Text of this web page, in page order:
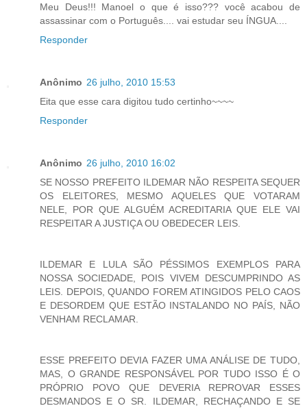
Meu Deus!!! Manoel o que é isso??? você acabou de
assassinar com o Português.... vai estudar seu ÍNGUA....
Responder
Anônimo 26 julho, 2010 15:53
Eita que esse cara digitou tudo certinho~~~~
Responder
Anônimo 26 julho, 2010 16:02
SE NOSSO PREFEITO ILDEMAR NÃO RESPEITA SEQUER
OS ELEITORES, MESMO AQUELES QUE VOTARAM
NELE, POR QUE ALGUÉM ACREDITARIA QUE ELE VAI
RESPEITAR A JUSTIÇA OU OBEDECER LEIS.
ILDEMAR E LULA SÃO PÉSSIMOS EXEMPLOS PARA
NOSSA SOCIEDADE, POIS VIVEM DESCUMPRINDO AS
LEIS. DEPOIS, QUANDO FOREM ATINGIDOS PELO CAOS
E DESORDEM QUE ESTÃO INSTALANDO NO PAÍS, NÃO
VENHAM RECLAMAR.
ESSE PREFEITO DEVIA FAZER UMA ANÁLISE DE TUDO,
MAS, O GRANDE RESPONSÁVEL POR TUDO ISSO É O
PRÓPRIO POVO QUE DEVERIA REPROVAR ESSES
DESMANDOS E O SR. ILDEMAR, RECHAÇANDO E SE